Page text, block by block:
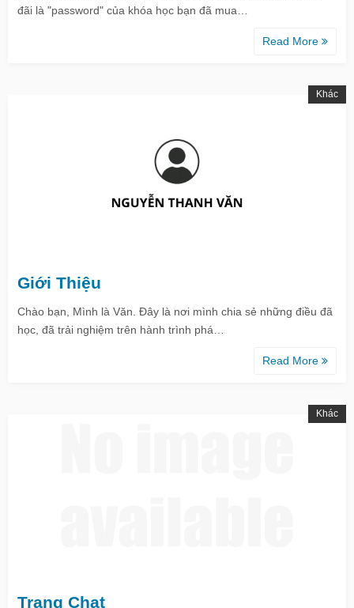
đãi là "password" của khóa học bạn đã mua…
Read More
Khác
Giới Thiệu
Chào bạn, Mình là Văn. Đây là nơi mình chia sẻ những điều đã
học, đã trải nghiệm trên hành trình phá…
Read More
Khác
Trang Chat